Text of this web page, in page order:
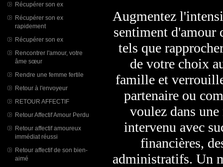
Récupérer son ex
Récupérer son ex
rapidement
Récupérer son ex
Rencontrer l'amour, votre
âme sœur
Rendre une femme fertile
Retour à l'envoyeur
RETOUR AFFECTIF
Retour Affectif Amour Perdu
Retour affectif amoureux
immédiat réussi
Retour affectif de son bien-
aimé
Augmentez
sentiment d'amour
tels que
de votre choix
famille et
partenaire ou
voulez dans
intervenu avec
financières,
administratifs. Un